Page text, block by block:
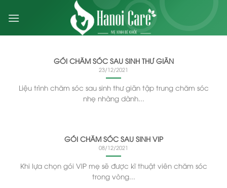
GÓI CHĂM SÓC SAU SINH THƯ GIÃN
23/12/2021
Liệu trình chăm sóc sau sinh thư giãn tập trung chăm sóc
nhẹ nhàng dành...
GÓI CHĂM SÓC SAU SINH VIP
08/12/2021
Khi lựa chọn gói VIP mẹ sẽ được kĩ thuật viên chăm sóc
trong vòng...